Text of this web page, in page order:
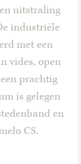
uitstraling
industriële
met een
vides, open
prachtig
is gelegen
en
CS.